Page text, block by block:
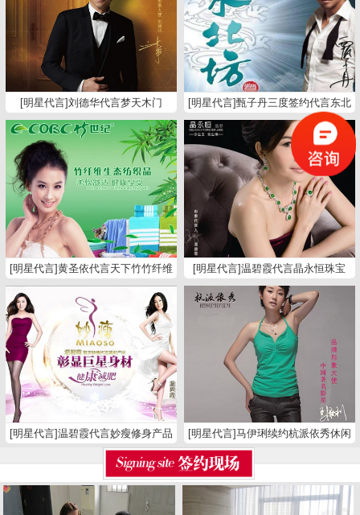
[明星代言]刘德华代言梦天木门
[明星代言]甄子丹三度签约代言东北
坊白酒
[明星代言]黄圣依代言天下竹竹纤维
纺织品
[明星代言]温碧霞代言晶永恒珠宝
[明星代言]温碧霞代言妙瘦修身产品
[明星代言]马伊琍续约杭派依秀休闲